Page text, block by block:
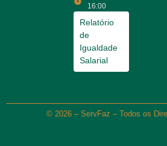
16:00
Relatório
de
Igualdade
Salarial
© 2026 – ServFaz – Todos os